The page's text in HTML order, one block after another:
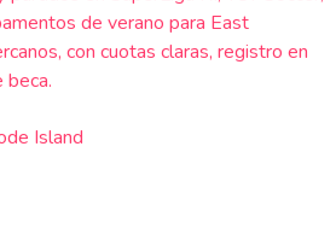
de verano para East
con cuotas claras, registro en
Island